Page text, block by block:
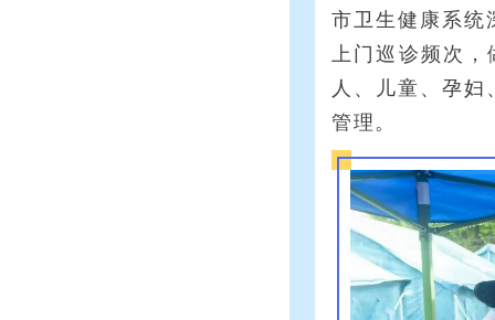
市卫生健康系统
上门巡诊频次，
人、儿童、孕
管理。